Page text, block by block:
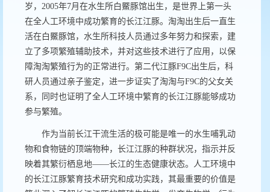
岁， 2005年7月在水生所白鱀豚馆出生，是世界上第一头
在全人工环境中成功繁育的长江江豚。淘淘出生后一直生
活在白鱀豚馆，水生所科技人员通过多年努力和探索，建
立了多项繁殖辅助技术，并对这些技术进行了应用，以保
障淘淘繁殖行为的正常进行。第二代江豚F9C出生后，科
研人员通过亲子鉴定，进一步证实了淘淘与F9C的父女关
系，同时也证明了全人工环境中繁育的长江江豚能够成功
参与繁殖。
作为当前长江干流生活的极可能是唯一的水生哺乳动
物和食物链的顶端物种，长江江豚的种群状况，指示并反
映着其繁衍栖息地——长江的生态健康状态。 人工环境中
的长江江豚繁育技术研究和成功实践，其最重要的价值是